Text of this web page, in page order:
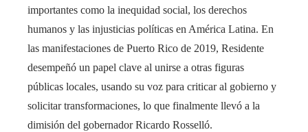
importantes como la inequidad social, los derechos
humanos y las injusticias políticas en América Latina. En
las manifestaciones de Puerto Rico de 2019, Residente
desempeñó un papel clave al unirse a otras figuras
públicas locales, usando su voz para criticar al gobierno y
solicitar transformaciones, lo que finalmente llevó a la
dimisión del gobernador Ricardo Rosselló.